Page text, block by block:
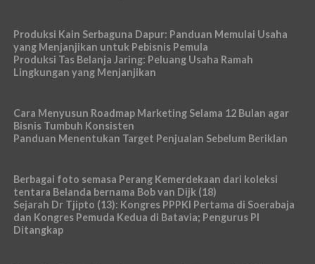
Produksi Kain Serbaguna Dapur: Panduan Memulai Usaha
yang Menjanjikan untuk Pebisnis Pemula
Produksi Tas Belanja Jaring: Peluang Usaha Ramah
Lingkungan yang Menjanjikan
Cara Menyusun Roadmap Marketing Selama 12 Bulan agar
Bisnis Tumbuh Konsisten
Panduan Menentukan Target Penjualan Sebelum Beriklan
Berbagai foto semasa Perang Kemerdekaan dari koleksi
tentara Belanda bernama Bob van Dijk (18)
Sejarah Dr Tjipto (13): Kongres PPPKI Pertama di Soerabaja
dan Kongres Pemuda Kedua di Batavia; Pengurus PI
Ditangkap